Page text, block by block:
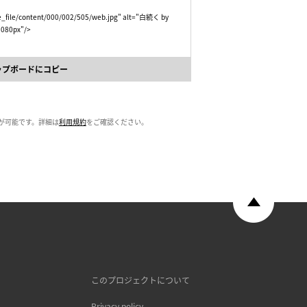
content/000/002/505/web.jpg" alt="白続く by
>
ボードにコピー
可能です。詳細は利用規約をご確認ください。
このプロジェクトについて